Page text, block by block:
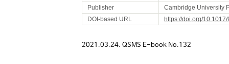
Publisher
Cambridge University
DOI-based URL
https://doi.org/
2021.03.24. QSMS E-book No.132